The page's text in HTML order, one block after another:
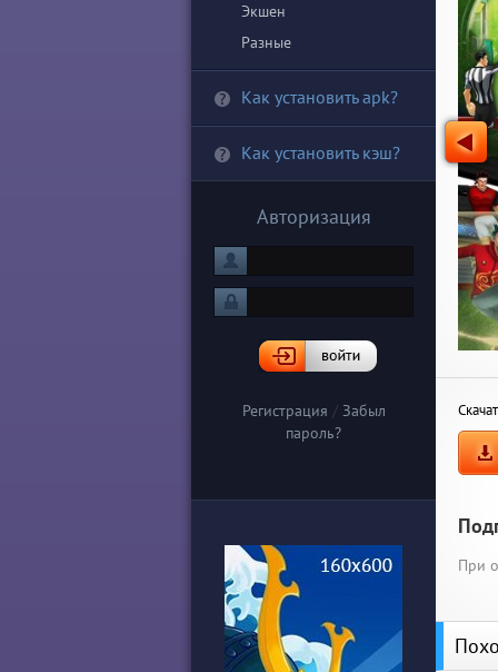
Экшен
Разные
Как установить apk?
Как установить кэш?
Авторизация
Регистрация / Забыл
пароль?
При